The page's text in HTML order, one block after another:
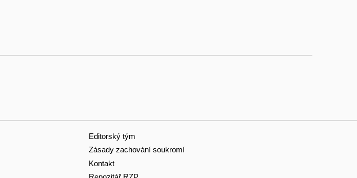
Editorský tým
Zásady zachování soukromí
Kontakt